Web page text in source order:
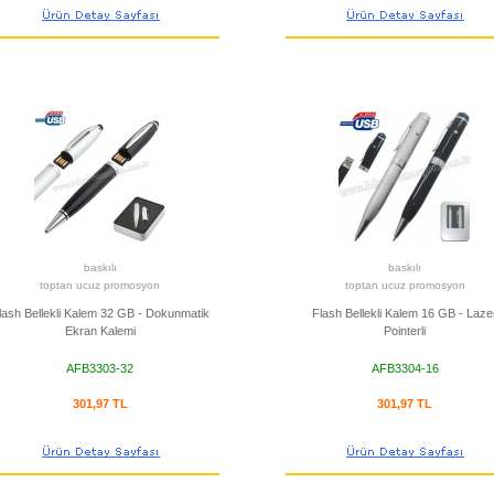
baskılı
toptan ucuz promosyon
Bellekli Kalem 32 GB - Dokunmatik
Ekran Kalemi
AFB3303-32
301,97 TL
baskılı
toptan ucuz promosyon
Flash Bellekli Kalem 16 GB -
Pointerli
AFB3304-16
301,97 TL